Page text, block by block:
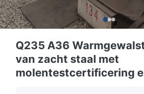
Q235 A36
van zacht staal met
molentestcertificering